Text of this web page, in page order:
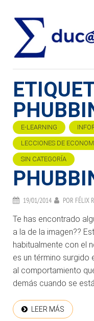
E-LEARNING
LECCIONES DE
SIN CATEGORÍA
19/01/2014 POR FÉLIX
Te has encontrado
a la de la imagen??
habitualmente con el
es un término surgido
al comportamiento
demás cuando se
LEER MÁS